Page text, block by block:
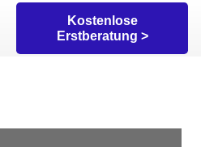
Kostenlose
Erstberatung >